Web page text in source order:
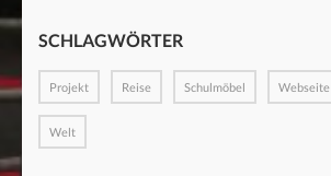
SCHLAGWÖRTER
Projekt Reise Schulmöbel Webseite
Welt